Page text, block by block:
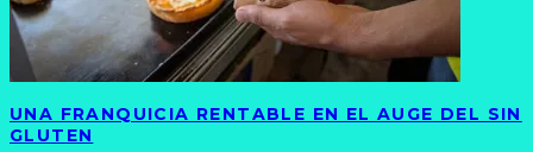
UNA FRANQUICIA RENTABLE EN EL AUGE DEL SIN
GLUTEN